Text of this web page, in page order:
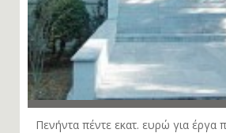
Πενήντα πέντε εκατ. ευρώ για έργα